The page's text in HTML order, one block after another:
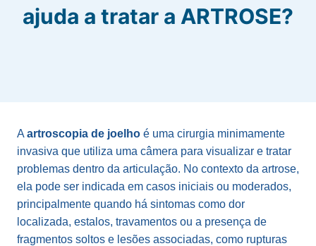
ajuda a tratar a ARTROSE?
A artroscopia de joelho é uma cirurgia minimamente
invasiva que utiliza uma câmera para visualizar e tratar
problemas dentro da articulação. No contexto da artrose,
ela pode ser indicada em casos iniciais ou moderados,
principalmente quando há sintomas como dor
localizada, estalos, travamentos ou a presença de
fragmentos soltos e lesões associadas, como rupturas